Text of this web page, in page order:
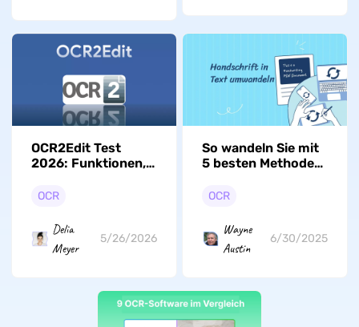
OCR2Edit Test
2026: Funktionen,
Alternative
OCR
Delia
Meyer
5/26/2026
So wandeln Sie mit
5 besten Methoden
um
OCR
Wayne
Austin
6/30/2025